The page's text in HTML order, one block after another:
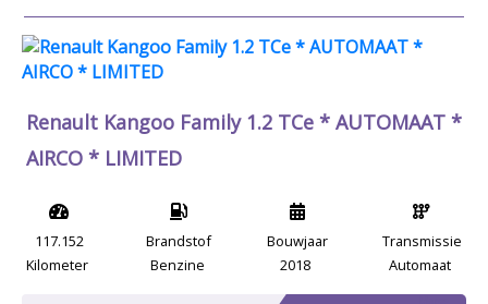
Renault Kangoo Family 1.2 TCe * AUTOMAAT *
AIRCO * LIMITED
117.152
Kilometer
Brandstof
Benzine
Bouwjaar
2018
Transmissie
Automaat